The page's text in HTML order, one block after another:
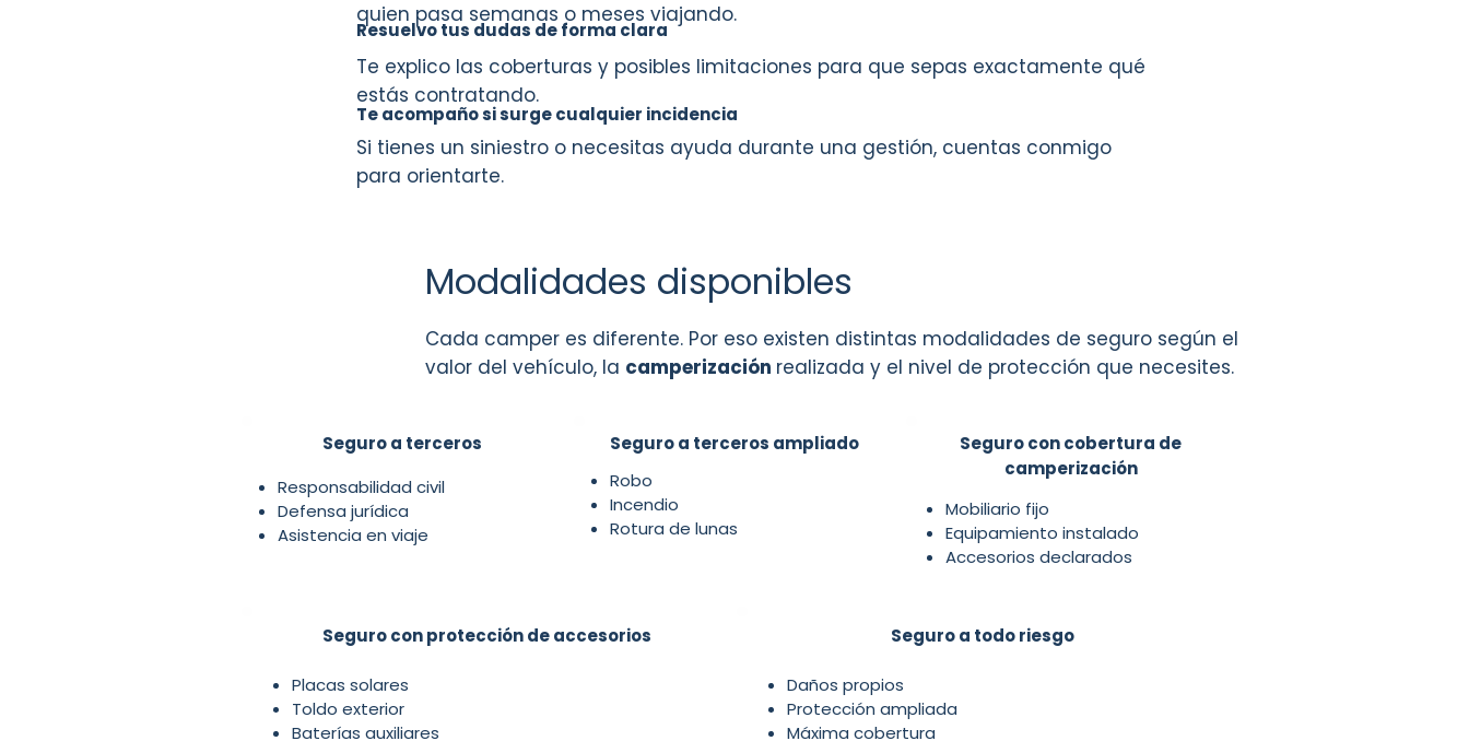
quien pasa semanas o meses viajando.
Te explico las coberturas y posibles limitaciones para que sepas exactamente qué
estás contratando.
Si tienes un siniestro o necesitas ayuda durante una gestión, cuentas conmigo
para orientarte.
Resuelvo tus dudas de forma clara
Te acompaño si surge cualquier incidencia
Modalidades disponibles
Cada camper es diferente. Por eso existen distintas modalidades de seguro según el
valor del vehículo, la camperización realizada y el nivel de protección que necesites.
Seguro a terceros
Responsabilidad civil
Defensa jurídica
Asistencia en viaje
Seguro a terceros ampliado
Robo
Incendio
Rotura de lunas
Seguro con cobertura de
camperización
Mobiliario fijo
Equipamiento instalado
Accesorios declarados
Seguro con protección de accesorios
Placas solares
Toldo exterior
Baterías auxiliares
Seguro a todo riesgo
Daños propios
Protección ampliada
Máxima cobertura